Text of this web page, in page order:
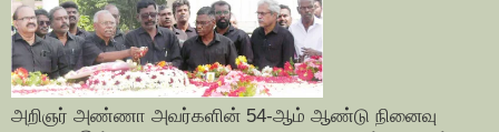
அறிஞர் அண்ணா அவர்களின் 54-ஆம் ஆண்டு நினைவு